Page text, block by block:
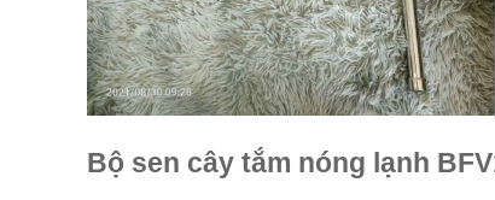
Bộ sen cây tắm nóng lạnh